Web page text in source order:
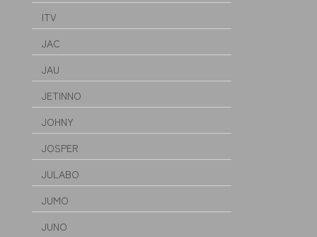
ITV
JAC
JAU
JETINNO
JOHNY
JOSPER
JULABO
JUMO
JUNO